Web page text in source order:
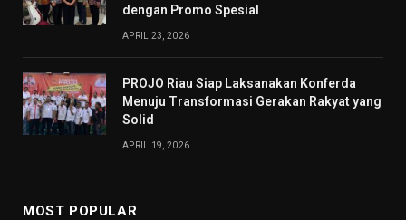
dengan Promo Spesial
APRIL 23, 2026
PROJO Riau Siap Laksanakan Konferda
Menuju Transformasi Gerakan Rakyat yang
Solid
APRIL 19, 2026
MOST POPULAR